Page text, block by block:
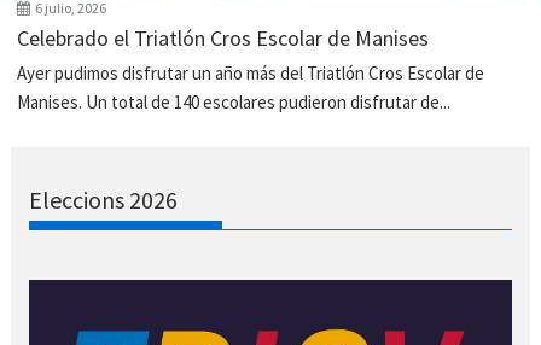
6 julio, 2026
Celebrado el Triatlón Cros Escolar de Manises
Ayer pudimos disfrutar un año más del Triatlón Cros Escolar de
Manises. Un total de 140 escolares pudieron disfrutar de...
Eleccions 2026